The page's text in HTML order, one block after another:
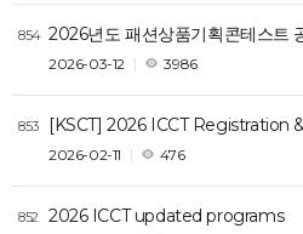
854 2026년도 패션상품기획콘테스트
2026-03-12 3986
853 [KSCT] 2026 ICCT Registration
2026-02-11 476
852 2026 ICCT updated programs